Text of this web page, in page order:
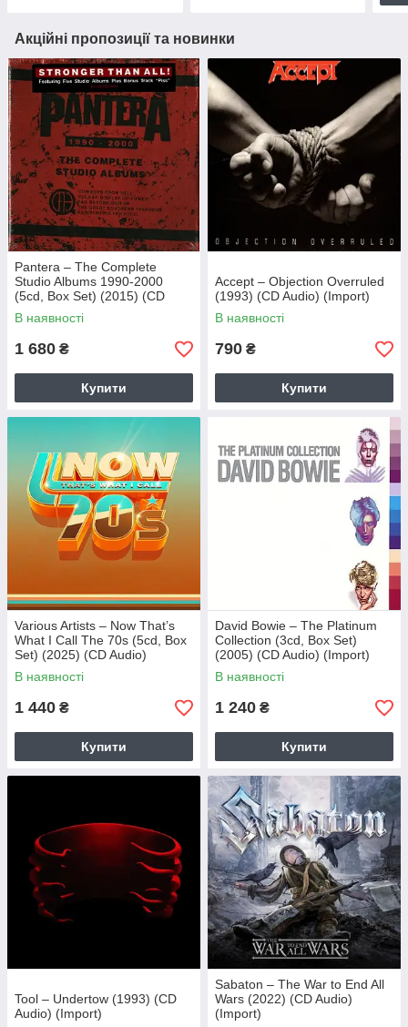
Акційні пропозиції та новинки
Pantera – The Complete
Studio Albums 1990-2000
(5cd, Box Set) (2015) (CD
Audio) (Import)
В наявності
1 680 ₴
Купити
Accept – Objection Overruled
(1993) (CD Audio) (Import)
В наявності
790 ₴
Купити
Various Artists – Now That’s
What I Call The 70s (5cd, Box
Set) (2025) (CD Audio)
(Import)
В наявності
1 440 ₴
Купити
David Bowie – The Platinum
Collection (3cd, Box Set)
(2005) (CD Audio) (Import)
В наявності
1 240 ₴
Купити
Tool – Undertow (1993) (CD
Audio) (Import)
Sabaton – The War to End All
Wars (2022) (CD Audio)
(Import)